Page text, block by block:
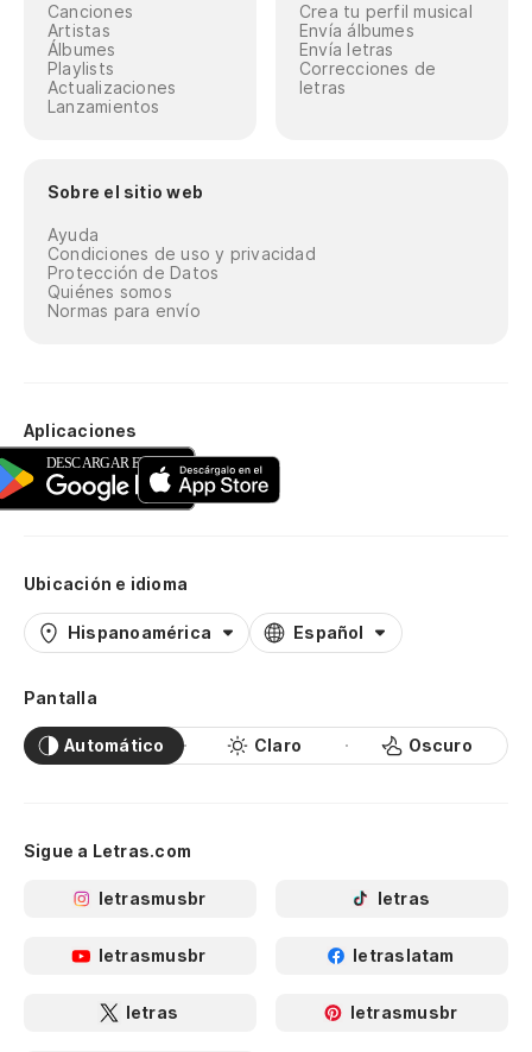
Canciones
Artistas
Álbumes
Playlists
Actualizaciones
Lanzamientos
Crea tu perfil musical
Envía álbumes
Envía letras
Correcciones de
letras
Sobre el sitio web
Ayuda
Condiciones de uso y privacidad
Protección de Datos
Quiénes somos
Normas para envío
Aplicaciones
Ubicación e idioma
Hispanoamérica Español
Pantalla
Automático Claro Oscuro
Sigue a Letras.com
letrasmusbr letras
letrasmusbr letraslatam
letras letrasmusbr